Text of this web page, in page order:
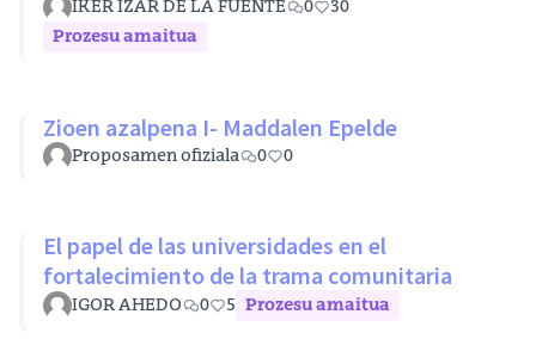
desigualdades estructurales
IKER IZAR DE LA FUENTE 0
30
Prozesu amaitua
Zioen azalpena I- Maddalen Epelde
Proposamen ofiziala 0 0
El papel de las universidades en el
fortalecimiento de la trama comunitaria
IGOR AHEDO 0 5 Prozesu amaitua